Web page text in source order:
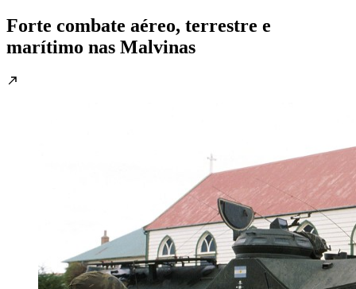
Forte combate aéreo, terrestre e
marítimo nas Malvinas